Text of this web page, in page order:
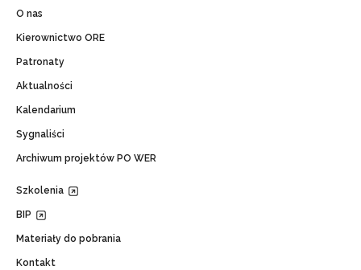
O nas
Kierownictwo ORE
Patronaty
Aktualności
Kalendarium
Sygnaliści
Archiwum projektów PO WER
Szkolenia
BIP
Materiały do pobrania
Kontakt